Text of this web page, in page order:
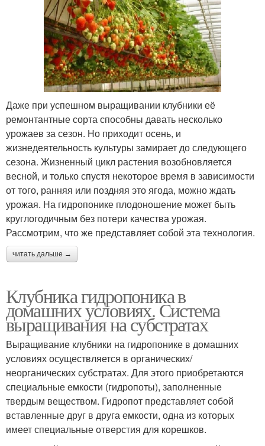
Даже при успешном выращивании клубники её
ремонтантные сорта способны давать несколько
урожаев за сезон. Но приходит осень, и
жизнедеятельность культуры замирает до следующего
сезона. Жизненный цикл растения возобновляется
весной, и только спустя некоторое время в зависимости
от того, ранняя или поздняя это ягода, можно ждать
урожая. На гидропонике плодоношение может быть
круглогодичным без потери качества урожая.
Рассмотрим, что же представляет собой эта технология.
читать дальше →
Клубника гидропоника в
домашних условиях. Система
выращивания на субстратах
Выращивание клубники на гидропонике в домашних
условиях осуществляется в органических/
неорганических субстратах. Для этого приобретаются
специальные емкости (гидропоты), заполненные
твердым веществом. Гидропот представляет собой
вставленные друг в друга емкости, одна из которых
имеет специальные отверстия для корешков.